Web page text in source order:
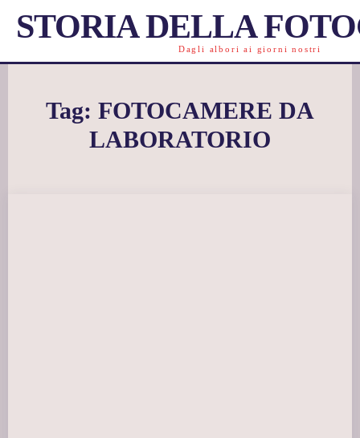
STORIA DELLA
Dagli albori ai giorni nostri
Tag: FOTOCAMERE DA
LABORATORIO